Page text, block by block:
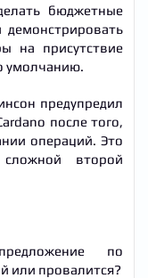
бюджетные
на присутствие
умолчанию.
предупредил
после того,
операций. Это
второй
по
или провалится?